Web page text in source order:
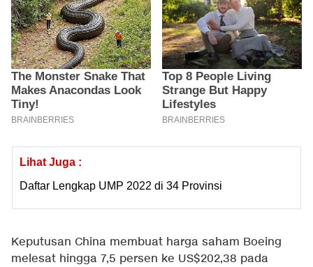
Lihat Juga :
Daftar Lengkap UMP 2022 di 34 Provinsi
Keputusan China membuat harga saham Boeing
melesat hingga 7,5 persen ke US$202,38 pada